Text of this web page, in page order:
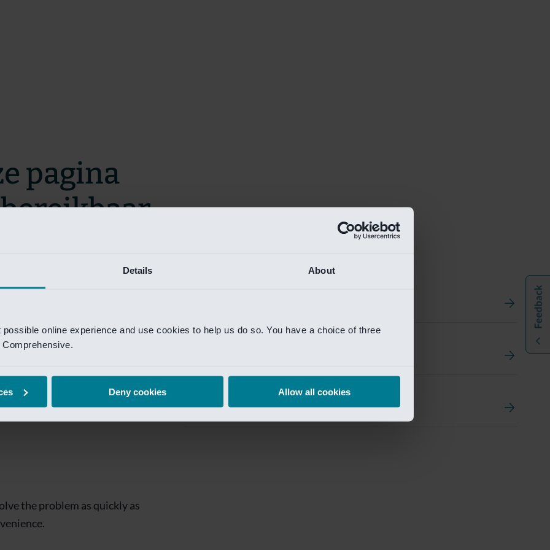
Details About
online experience and use cookies to help us do so. You have a choice of three
Deny cookies Allow all cookies
Van Lanschot Kempen Research
pagina
zo snel mogelijk te verhelpen.
te krijgen.
is
the problem as quickly as